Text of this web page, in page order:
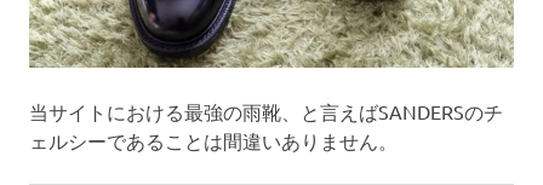
当サイトにおける最強の雨靴、と言えばSANDERSのチ
ェルシーであることは間違いありません。